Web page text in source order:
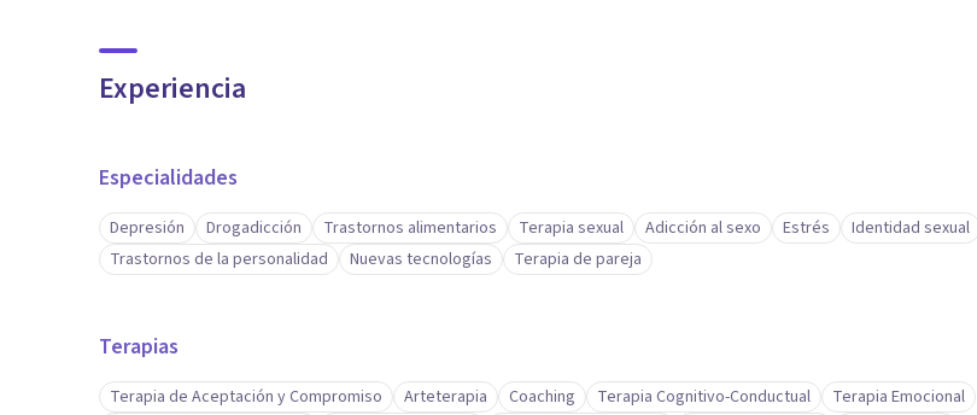
Experiencia
Especialidades
Depresión Drogadicción Trastornos alimentarios Terapia sexual Adicción al sexo Estrés
Identidad sexual
Trastornos de la personalidad
Nuevas tecnologías Terapia de pareja
Terapias
Terapia de Aceptación y Compromiso Arteterapia Coaching Terapia Cognitivo-Conductual
Terapia Emocional